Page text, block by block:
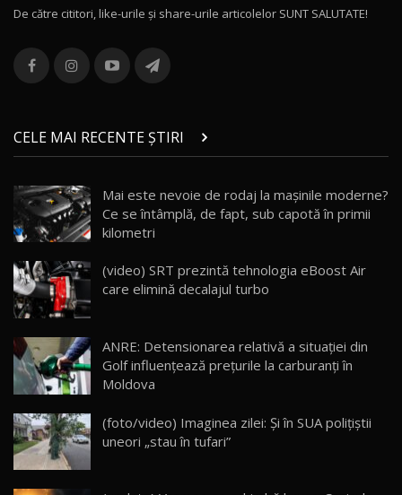
13
combină aventura cu luxul / AutoBlog.MD
36:08
chinez care face lumea să se întoarcă după el
/ AutoBlog.MD
17:27
15 14:37
16
AutoBlogMD
13:10
17 20:06
Va fi modelul nr.1 BYD în Moldova? BYD Seal U
30:08
De către cititori, like-urile şi share-urile articolelor SUNT SALUTATE!
CELE MAI RECENTE ȘTIRI
Mai este nevoie de rodaj la mașinile moderne?
Ce se întâmplă, de fapt, sub capotă în primii
kilometri
(video) SRT prezintă tehnologia eBoost Air
care elimină decalajul turbo
ANRE: Detensionarea relativă a situației din
Golf influențează prețurile la carburanți în
Moldova
(foto/video) Imaginea zilei: Și în SUA polițiștii
uneori „stau în tufari”